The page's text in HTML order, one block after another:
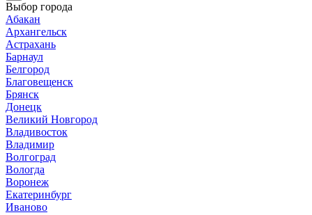
Выбор города
Абакан
Архангельск
Астрахань
Барнаул
Белгород
Благовещенск
Брянск
Донецк
Великий Новгород
Владивосток
Владимир
Волгоград
Вологда
Воронеж
Екатеринбург
Иваново